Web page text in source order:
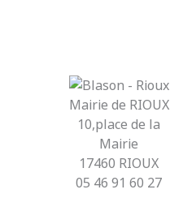
Mairie de RIOUX
10,place de la
Mairie
17460 RIOUX
05 46 91 60 27